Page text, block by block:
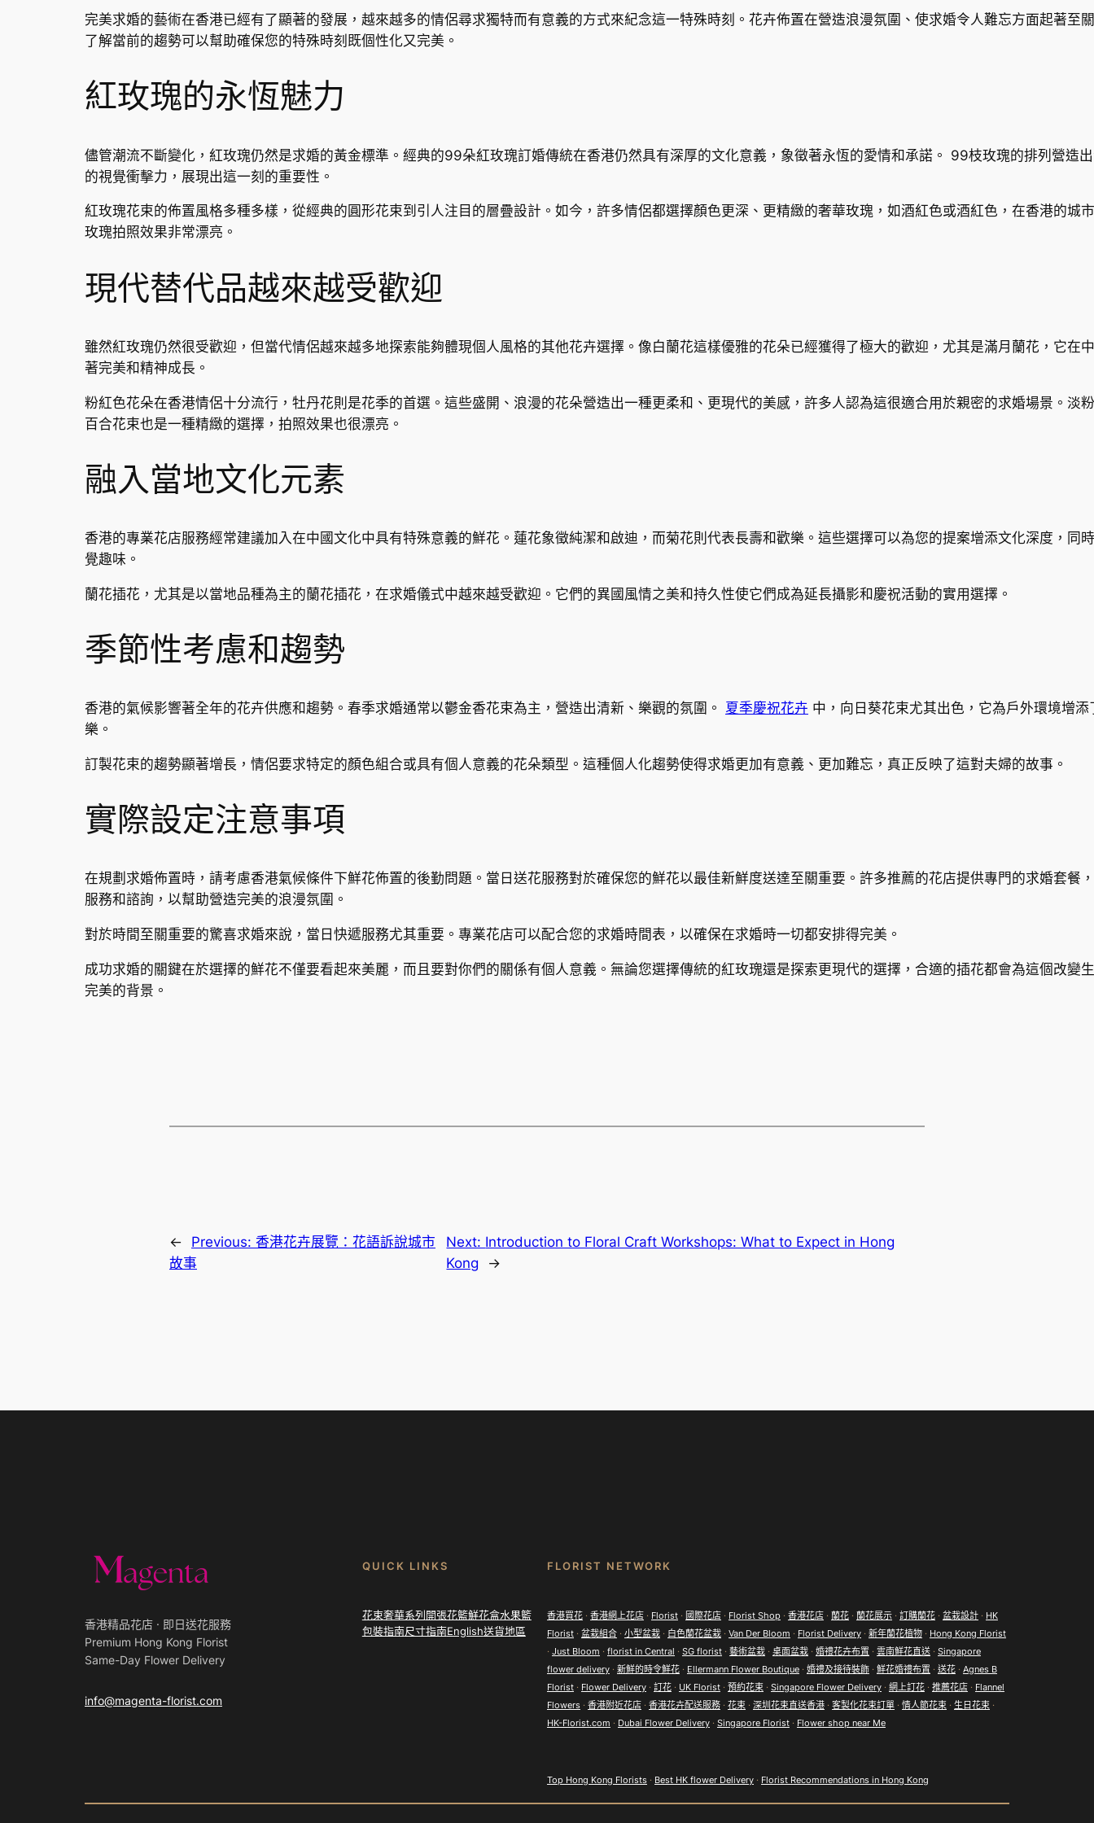
完美求婚的藝術在香港已經有了顯著的發展，越來越多的情侶尋求獨特而有意義的方式來紀念這一特殊時刻。花卉佈置在營造浪漫氛圍、使求婚令人難忘方面起著至
了解當前的趨勢可以幫助確保您的特殊時刻既個性化又完美。
紅玫瑰的永恆魅力
儘管潮流不斷變化，紅玫瑰仍然是求婚的黃金標準。經典的99朵紅玫瑰訂婚傳統在香港仍然具有深厚的文化意義，象徵著永恆的愛情和承諾。 99枝玫瑰的排列營造
的視覺衝擊力，展現出這一刻的重要性。
紅玫瑰花束的佈置風格多種多樣，從經典的圓形花束到引人注目的層疊設計。如今，許多情侶都選擇顏色更深、更精緻的奢華玫瑰，如酒紅色或酒紅色，在香港的城
玫瑰拍照效果非常漂亮。
現代替代品越來越受歡迎
雖然紅玫瑰仍然很受歡迎，但當代情侶越來越多地探索能夠體現個人風格的其他花卉選擇。像白蘭花這樣優雅的花朵已經獲得了極大的歡迎，尤其是滿月蘭花，它在
著完美和精神成長。
粉紅色花朵在香港情侶十分流行，牡丹花則是花季的首選。這些盛開、浪漫的花朵營造出一種更柔和、更現代的美感，許多人認為這很適合用於親密的求婚場景。淡
百合花束也是一種精緻的選擇，拍照效果也很漂亮。
融入當地文化元素
香港的專業花店服務經常建議加入在中國文化中具有特殊意義的鮮花。蓮花象徵純潔和啟迪，而菊花則代表長壽和歡樂。這些選擇可以為您的提案增添文化深度，同
覺趣味。
蘭花插花，尤其是以當地品種為主的蘭花插花，在求婚儀式中越來越受歡迎。它們的異國風情之美和持久性使它們成為延長攝影和慶祝活動的實用選擇。
季節性考慮和趨勢
香港的氣候影響著全年的花卉供應和趨勢。春季求婚通常以鬱金香花束為主，營造出清新、樂觀的氛圍。 夏季慶祝花卉 中，向日葵花束尤其出色，它為戶外環境增添
樂。
訂製花束的趨勢顯著增長，情侶要求特定的顏色組合或具有個人意義的花朵類型。這種個人化趨勢使得求婚更加有意義、更加難忘，真正反映了這對夫婦的故事。
實際設定注意事項
在規劃求婚佈置時，請考慮香港氣候條件下鮮花佈置的後勤問題。當日送花服務對於確保您的鮮花以最佳新鮮度送達至關重要。許多推薦的花店提供專門的求婚套餐
服務和諮詢，以幫助營造完美的浪漫氛圍。
對於時間至關重要的驚喜求婚來說，當日快遞服務尤其重要。專業花店可以配合您的求婚時間表，以確保在求婚時一切都安排得完美。
成功求婚的關鍵在於選擇的鮮花不僅要看起來美麗，而且要對你們的關係有個人意義。無論您選擇傳統的紅玫瑰還是探索更現代的選擇，合適的插花都會為這個改變
完美的背景。
← Previous: 香港花卉展覽：花語訴說城市
故事
Next: Introduction to Floral Craft Workshops: What to Expect in Hong
Kong
→
香港精品花店 · 即日送花服務
Premium Hong Kong Florist
Same-Day Flower Delivery
info@magenta-florist.com
QUICK LINKS
花束奢華系列開張花籃鮮花盒水果籃
包裝指南尺寸指南English送貨地區
FLORIST NETWORK
香港買花· 香港網上花店· Florist· 國際花店· Florist Shop · 香港花店· 蘭花· 蘭花展示· 訂購蘭花· 盆栽設計· HK
Florist· 盆栽組合· 小型盆栽· 白色蘭花盆栽· Van Der Bloom · Florist Delivery· 新年蘭花植物· Hong Kong Florist
· Just Bloom · florist in Central · SG florist· 藝術盆栽· 桌面盆栽· 婚禮花卉布置· 雲南鮮花直送· Singapore
flower delivery· 新鮮的時令鮮花· Ellermann Flower Boutique· 婚禮及接待裝飾· 鮮花婚禮布置· 送花· Agnes B
Florist· Flower Delivery· 訂花· UK Florist· 預約花束· Singapore Flower Delivery· 網上訂花· 推薦花店· Flannel
Flowers· 香港附近花店· 香港花卉配送服務· 花束· 深圳花束直送香港· 客製化花束訂單· 情人節花束· 生日花束·
HK-Florist.com · Dubai Flower Delivery· Singapore Florist· Flower shop near Me
Top Hong Kong Florists· Best HK flower Delivery· Florist Recommendations in Hong Kong